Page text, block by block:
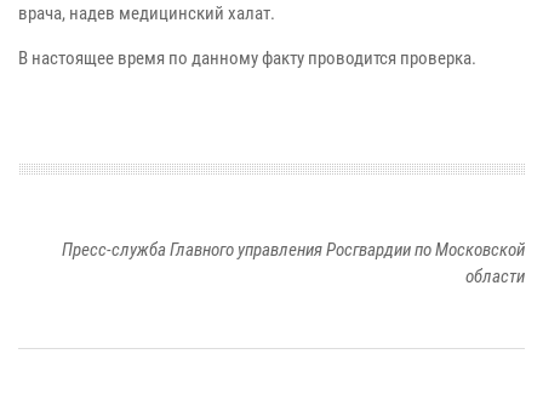
врача, надев медицинский халат.
В настоящее время по данному факту проводится проверка.
Пресс-служба Главного управления Росгвардии по Московской
области